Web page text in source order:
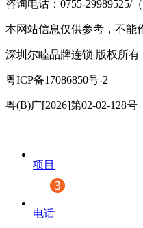
咨询电话：0755-29989525/
本网站信息仅供参考，不能
深圳尔睦品牌连锁 版权所有
粤ICP备17086850号-2
粤(B)广[2026]第02-02-128号
项目
电话